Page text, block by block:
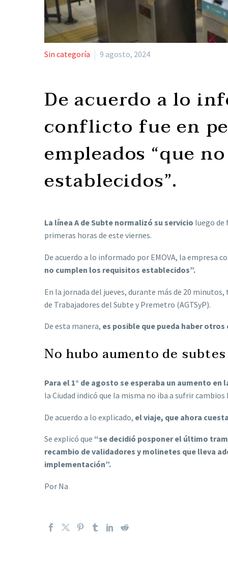
Sin categoría 9 agosto, 2024
De acuerdo a lo
conflicto fue en
empleados “que
establecidos”.
La línea A de Subte normalizó su servicio luego de
primeras horas de este viernes.
De acuerdo a lo informado por EMOVA, la empresa
no cumplen los requisitos establecidos”.
En la jornada del jueves, durante más de 20
de Trabajadores del Subte y Premetro (AGTSyP).
De esta manera, es posible que pueda haber
No hubo aumento de subtes
Para el 1° de agosto se esperaba un aumento en
la Ciudad indicó que la misma no iba a sufrir
De acuerdo a lo explicado, el viaje, que ahora
Se explicó que “se decidió posponer el último
recambio de validadores y molinetes que lleva
implementación”.
Por Na